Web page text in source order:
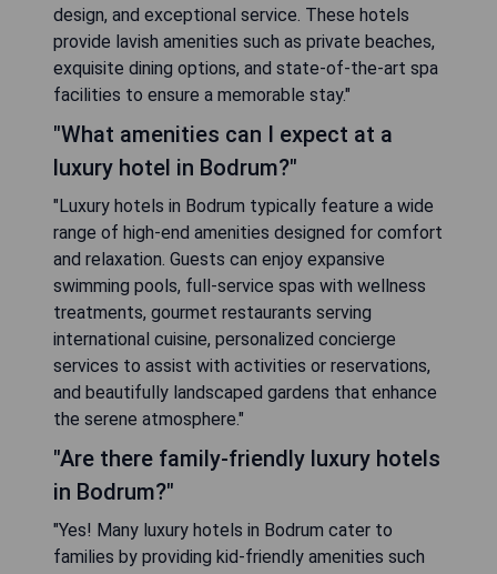
design, and exceptional service. These hotels
provide lavish amenities such as private beaches,
exquisite dining options, and state-of-the-art spa
facilities to ensure a memorable stay."
"What amenities can I expect at a
luxury hotel in Bodrum?"
"Luxury hotels in Bodrum typically feature a wide
range of high-end amenities designed for comfort
and relaxation. Guests can enjoy expansive
swimming pools, full-service spas with wellness
treatments, gourmet restaurants serving
international cuisine, personalized concierge
services to assist with activities or reservations,
and beautifully landscaped gardens that enhance
the serene atmosphere."
"Are there family-friendly luxury hotels
in Bodrum?"
"Yes! Many luxury hotels in Bodrum cater to
families by providing kid-friendly amenities such